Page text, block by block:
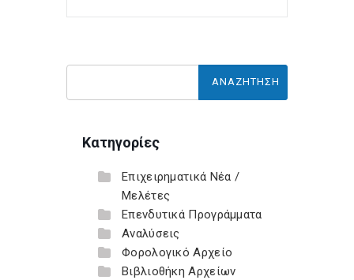
Κατηγορίες
Επιχειρηματικά Νέα /
Μελέτες
Επενδυτικά Προγράμματα
Αναλύσεις
Φορολογικό Αρχείο
Βιβλιοθήκη Αρχείων